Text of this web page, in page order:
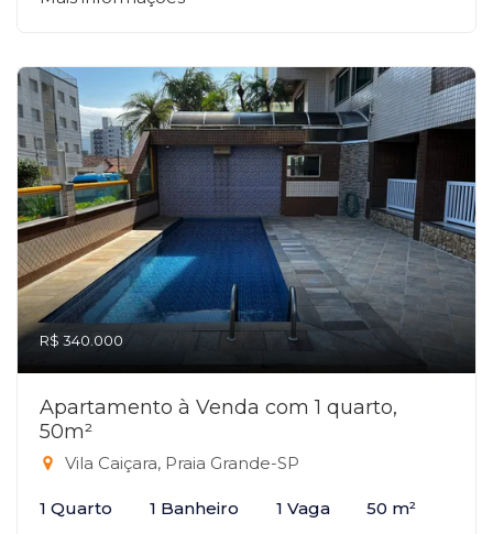
R$ 340.000
Apartamento à Venda com 1 quarto,
50m²
Vila Caiçara, Praia Grande-SP
1 Quarto 1 Banheiro 1 Vaga 50 m²